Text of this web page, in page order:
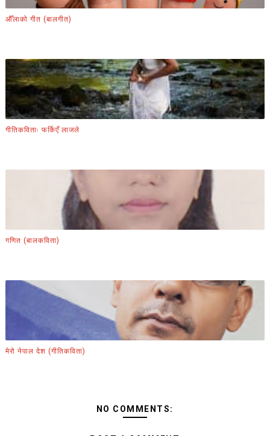
औँलाको गीत (बालगीत)
गीतिकविताः फर्किएँ लाजले
गणित (बालकविता)
मेरो नेपाल देश (गीतिकविता)
NO COMMENTS: